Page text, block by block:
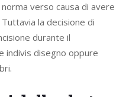
verso causa di avere
la decisione di
durante il
indivis disegno oppure